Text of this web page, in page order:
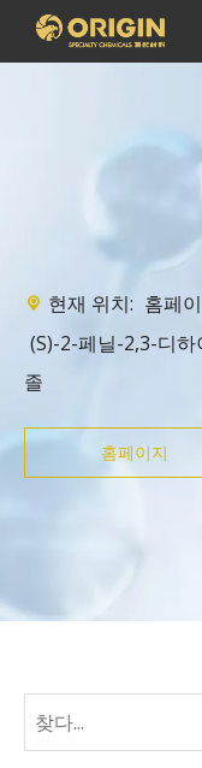
현재 위치: 홈페
(S)-2-페닐-2,3-디
졸
홈페이지